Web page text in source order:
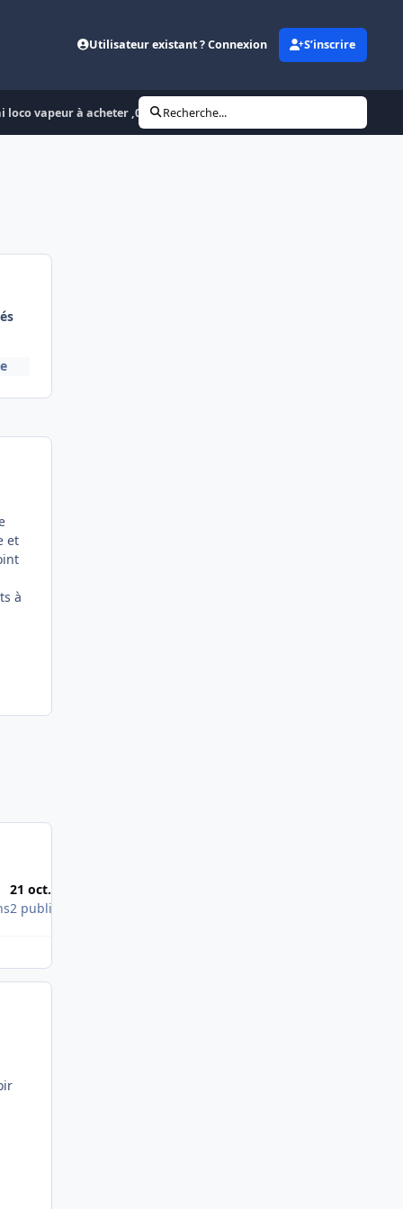
Utilisateur existant ? Connexion S’inscrire
loco vapeur à acheter ,030, 140 C, ou autre
Recherche...
et
à
21 oct. 2008
2 publications